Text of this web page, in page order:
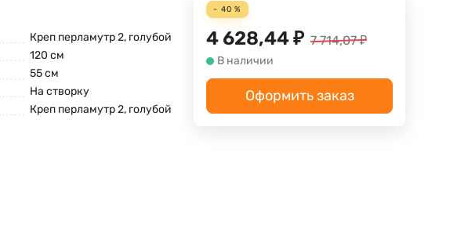
Креп перламутр 2, голубой
120 см
55 см
На створку
Креп перламутр 2, голубой
- 40 %
4 628,44₽ 7 714,07 ₽
В наличии
Оформить заказ